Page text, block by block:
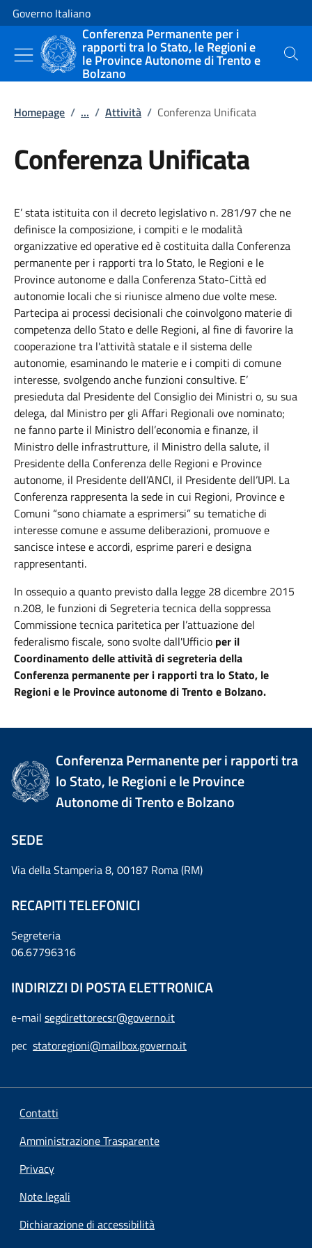
Vai al contenuto
Vai alla navigazione del sito
Governo Italiano
Conferenza Permanente per i
rapporti tra lo Stato, le Regioni e
le Province Autonome di Trento e
Bolzano
Cerca
Homepage / ... / Attività / Conferenza Unificata
Conferenza Unificata
E’ stata istituita con il decreto legislativo n. 281/97 che ne
definisce la composizione, i compiti e le modalità
organizzative ed operative ed è costituita dalla Conferenza
permanente per i rapporti tra lo Stato, le Regioni e le
Province autonome e dalla Conferenza Stato-Città ed
autonomie locali che si riunisce almeno due volte mese.
Partecipa ai processi decisionali che coinvolgono materie di
competenza dello Stato e delle Regioni, al fine di favorire la
cooperazione tra l'attività statale e il sistema delle
autonomie, esaminando le materie e i compiti di comune
interesse, svolgendo anche funzioni consultive. E’
presieduta dal Presidente del Consiglio dei Ministri o, su sua
delega, dal Ministro per gli Affari Regionali ove nominato;
ne fanno parte il Ministro dell’economia e finanze, il
Ministro delle infrastrutture, il Ministro della salute, il
Presidente della Conferenza delle Regioni e Province
autonome, il Presidente dell’ANCI, il Presidente dell’UPI. La
Conferenza rappresenta la sede in cui Regioni, Province e
Comuni “sono chiamate a esprimersi” su tematiche di
interesse comune e assume deliberazioni, promuove e
sancisce intese e accordi, esprime pareri e designa
rappresentanti.
In ossequio a quanto previsto dalla legge 28 dicembre 2015
n.208, le funzioni di Segreteria tecnica della soppressa
Commissione tecnica paritetica per l’attuazione del
federalismo fiscale, sono svolte dall'Ufficio per il
Coordinamento delle attività di segreteria della
Conferenza permanente per i rapporti tra lo Stato, le
Regioni e le Province autonome di Trento e Bolzano.
Conferenza Permanente per i rapporti tra
lo Stato, le Regioni e le Province
Autonome di Trento e Bolzano
SEDE
Via della Stamperia 8, 00187 Roma (RM)
RECAPITI TELEFONICI
Segreteria
06.67796316
INDIRIZZI DI POSTA ELETTRONICA
e-mail segdirettorecsr@governo.it
pec statoregioni@mailbox.governo.it
Contatti
Amministrazione Trasparente
Privacy
Note legali
Dichiarazione di accessibilità